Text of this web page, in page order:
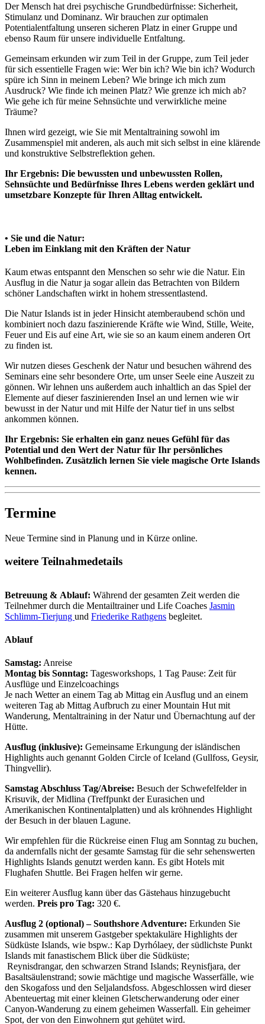
Der Mensch hat drei psychische Grundbedürfnisse: Sicherheit,
Stimulanz und Dominanz. Wir brauchen zur optimalen
Potentialentfaltung unseren sicheren Platz in einer Gruppe und
ebenso Raum für unsere individuelle Entfaltung.
Gemeinsam erkunden wir zum Teil in der Gruppe, zum Teil jeder
für sich essentielle Fragen wie: Wer bin ich? Wie bin ich? Wodurch
spüre ich Sinn in meinem Leben? Wie bringe ich mich zum
Ausdruck? Wie finde ich meinen Platz? Wie grenze ich mich ab?
Wie gehe ich für meine Sehnsüchte und verwirkliche meine
Träume?
Ihnen wird gezeigt, wie Sie mit Mentaltraining sowohl im
Zusammenspiel mit anderen, als auch mit sich selbst in eine klärende
und konstruktive Selbstreflektion gehen.
Ihr Ergebnis: Die bewussten und unbewussten Rollen,
Sehnsüchte und Bedürfnisse Ihres Lebens werden geklärt und
umsetzbare Konzepte für Ihren Alltag entwickelt.
• Sie und die Natur:
Leben im Einklang mit den Kräften der Natur
Kaum etwas entspannt den Menschen so sehr wie die Natur. Ein
Ausflug in die Natur ja sogar allein das Betrachten von Bildern
schöner Landschaften wirkt in hohem stressentlastend.
Die Natur Islands ist in jeder Hinsicht atemberaubend schön und
kombiniert noch dazu faszinierende Kräfte wie Wind, Stille, Weite,
Feuer und Eis auf eine Art, wie sie so an kaum einem anderen Ort
zu finden ist.
Wir nutzen dieses Geschenk der Natur und besuchen während des
Seminars eine sehr besondere Orte, um unser Seele eine Auszeit zu
gönnen. Wir lehnen uns außerdem auch inhaltlich an das Spiel der
Elemente auf dieser faszinierenden Insel an und lernen wie wir
bewusst in der Natur und mit Hilfe der Natur tief in uns selbst
ankommen können.
Ihr Ergebnis: Sie erhalten ein ganz neues Gefühl für das
Potential und den Wert der Natur für Ihr persönliches
Wohlbefinden. Zusätzlich lernen Sie viele magische Orte Islands
kennen.
Termine
Neue Termine sind in Planung und in Kürze online.
weitere Teilnahmedetails
Betreuung & Ablauf: Während der gesamten Zeit werden die
Teilnehmer durch die Mentailtrainer und Life Coaches Jasmin
Schlimm-Tierjung und Friederike Rathgens begleitet.
Ablauf
Samstag: Anreise
Montag bis Sonntag: Tagesworkshops, 1 Tag Pause: Zeit für
Ausflüge und Einzelcoachings
Je nach Wetter an einem Tag ab Mittag ein Ausflug und an einem
weiteren Tag ab Mittag Aufbruch zu einer Mountain Hut mit
Wanderung, Mentaltraining in der Natur und Übernachtung auf der
Hütte.
Ausflug (inklusive): Gemeinsame Erkungung der isländischen
Highlights auch genannt Golden Circle of Iceland (Gullfoss, Geysir,
Thingvellir).
Samstag Abschluss Tag/Abreise: Besuch der Schwefelfelder in
Krisuvik, der Midlina (Treffpunkt der Eurasichen und
Amerikanischen Kontinentalplatten) und als kröhnendes Highlight
der Besuch in der blauen Lagune.
Wir empfehlen für die Rückreise einen Flug am Sonntag zu buchen,
da andernfalls nicht der gesamte Samstag für die sehr sehenswerten
Highlights Islands genutzt werden kann. Es gibt Hotels mit
Flughafen Shuttle. Bei Fragen helfen wir gerne.
Ein weiterer Ausflug kann über das Gästehaus hinzugebucht
werden. Preis pro Tag: 320 €.
Ausflug 2 (optional) – Southshore Adventure: Erkunden Sie
zusammen mit unserem Gastgeber spektakuläre Highlights der
Südküste Islands, wie bspw.: Kap Dyrhólaey, der südlichste Punkt
Islands mit fanastischem Blick über die Südküste;
Reynisdrangar, den schwarzen Strand Islands; Reynisfjara, der
Basaltsäulenstrand; sowie mächtige und magische Wasserfälle, wie
den Skogafoss und den Seljalandsfoss. Abgeschlossen wird dieser
Abenteuertag mit einer kleinen Gletscherwanderung oder einer
Canyon-Wanderung zu einem geheimen Wasserfall. Ein geheimer
Spot, der von den Einwohnern gut gehütet wird.